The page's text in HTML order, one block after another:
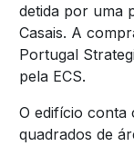
detida por uma
Casais. A
Portugal
pela ECS.
O edifício conta
quadrados de